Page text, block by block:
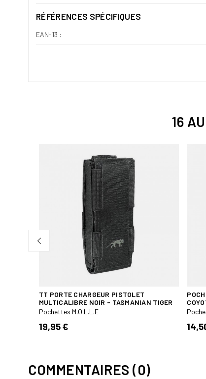
RÉFÉRENCES SPÉCIFIQUES
EAN-13 :
16
TT PORTE CHARGEUR PISTOLET
MULTICALIBRE NOIR - TASMANIAN TIGER
Pochettes M.O.L.L.E
19,95 €
COMMENTAIRES (0)